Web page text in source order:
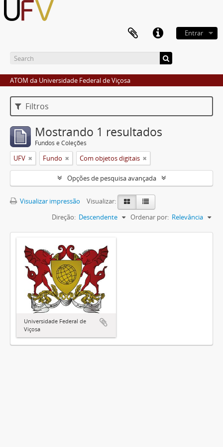
Entrar
ATOM da Universidade Federal de Viçosa
Filtros
Mostrando 1 resultados
Fundos e Coleções
UFV Fundo Com objetos digitais
Opções de pesquisa avançada
Visualizar impressão
Visualizar:
Ordenar por: Relevância
Direção: Descendente
Universidade Federal de
Viçosa